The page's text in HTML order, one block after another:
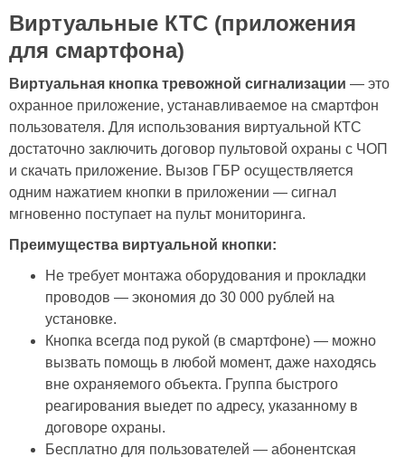
Виртуальные КТС (приложения
для смартфона)
Виртуальная кнопка тревожной сигнализации — это
охранное приложение, устанавливаемое на смартфон
пользователя. Для использования виртуальной КТС
достаточно заключить договор пультовой охраны с ЧОП
и скачать приложение. Вызов ГБР осуществляется
одним нажатием кнопки в приложении — сигнал
мгновенно поступает на пульт мониторинга.
Преимущества виртуальной кнопки:
Не требует монтажа оборудования и прокладки
проводов — экономия до 30 000 рублей на
установке.
Кнопка всегда под рукой (в смартфоне) — можно
вызвать помощь в любой момент, даже находясь
вне охраняемого объекта. Группа быстрого
реагирования выедет по адресу, указанному в
договоре охраны.
Бесплатно для пользователей — абонентская